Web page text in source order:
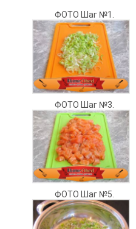
ФОТО Шаг №1.
ФОТО Шаг №3.
ФОТО Шаг №5.